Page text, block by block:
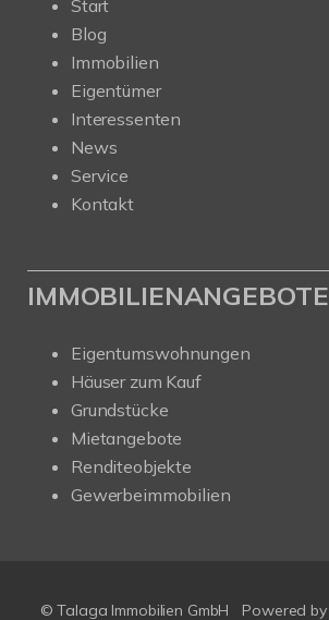
Start
Blog
Immobilien
Eigentümer
Interessenten
News
Service
Kontakt
IMMOBILIENANGEBOTE
Eigentumswohnungen
Häuser zum Kauf
Grundstücke
Mietangebote
Renditeobjekte
Gewerbeimmobilien
© Talaga Immobilien GmbH Powered by